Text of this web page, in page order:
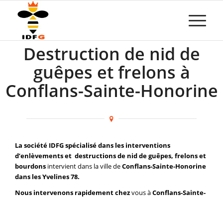
Destruction de nid de
guêpes et frelons à
Conflans-Sainte-Honorine
La société IDFG spécialisé dans les interventions
d’enlèvements et destructions de nid de guêpes, frelons et
bourdons intervient dans la ville deConflans-Sainte-Honorine
dans les Yvelines 78.
Nous intervenons rapidement chezvous àConflans-Sainte-